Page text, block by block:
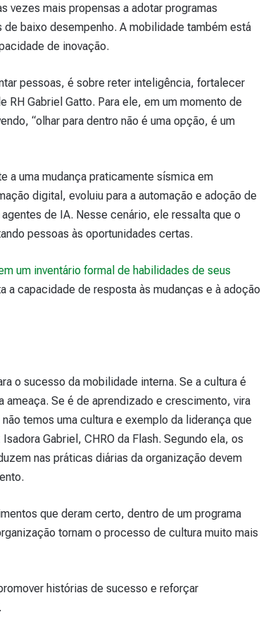
vezes mais propensas a adotar programas
baixo desempenho. A mobilidade também está
de inovação.
pessoas, é sobre reter inteligência, fortalecer
RH Gabriel Gatto. Para ele, em um momento de
“olhar para dentro não é uma opção, é um
a uma mudança praticamente sísmica em
digital, evoluiu para a automação e adoção de
de IA. Nesse cenário, ele ressalta que o
pessoas às oportunidades certas.
um inventário formal de habilidades de seus
a capacidade de resposta às mudanças e à adoção
o sucesso da mobilidade interna. Se a cultura é
Se é de aprendizado e crescimento, vira
temos uma cultura e exemplo da liderança que
Gabriel, CHRO da Flash. Segundo ela, os
nas práticas diárias da organização devem
que deram certo, dentro de um programa
tornam o processo de cultura muito mais
histórias de sucesso e reforçar